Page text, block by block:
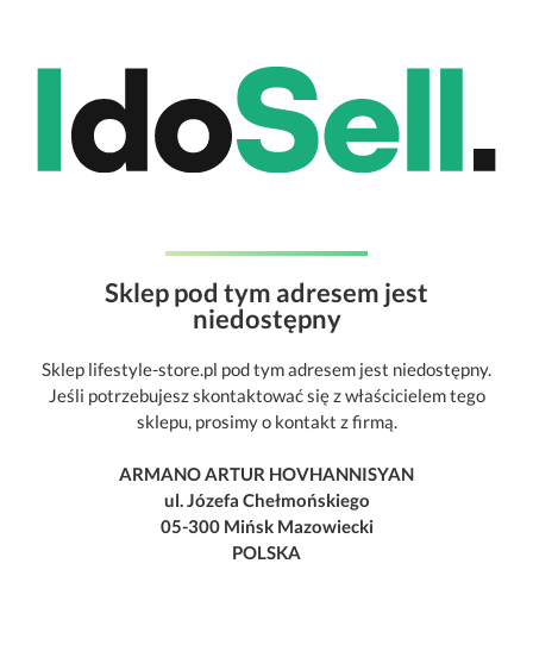
Sklep pod tym adresem jest
niedostępny
Sklep lifestyle-store.pl pod tym adresem jest niedostępny.
Jeśli potrzebujesz skontaktować się z właścicielem tego
sklepu, prosimy o kontakt z firmą.
ARMANO ARTUR HOVHANNISYAN
ul. Józefa Chełmońskiego
05-300 Mińsk Mazowiecki
POLSKA